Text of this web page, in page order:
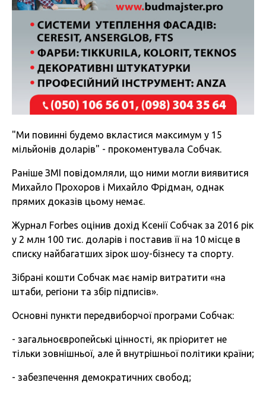
"Ми повинні будемо вкластися максимум у 15
мільйонів доларів" - прокоментувала Собчак.
Раніше ЗМІ повідомляли, що ними могли виявитися
Михайло Прохоров і Михайло Фрідман, однак
прямих доказів цьому немає.
Журнал Forbes оцінив дохід Ксенії Собчак за 2016 рік
у 2 млн 100 тис. доларів і поставив її на 10 місце в
списку найбагатших зірок шоу-бізнесу та спорту.
Зібрані кошти Собчак має намір витратити «на
штаби, регіони та збір підписів».
Основні пункти передвиборчої програми Собчак:
- загальноєвропейські цінності, як пріоритет не
тільки зовнішньої, але й внутрішньої політики країни;
- забезпечення демократичних свобод;